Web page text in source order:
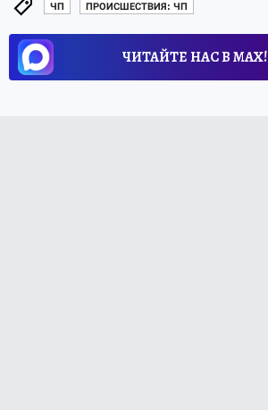
ЧП ПРОИСШЕСТВИЯ: ЧП
ЧИТАЙТЕ НАС В МАХ!